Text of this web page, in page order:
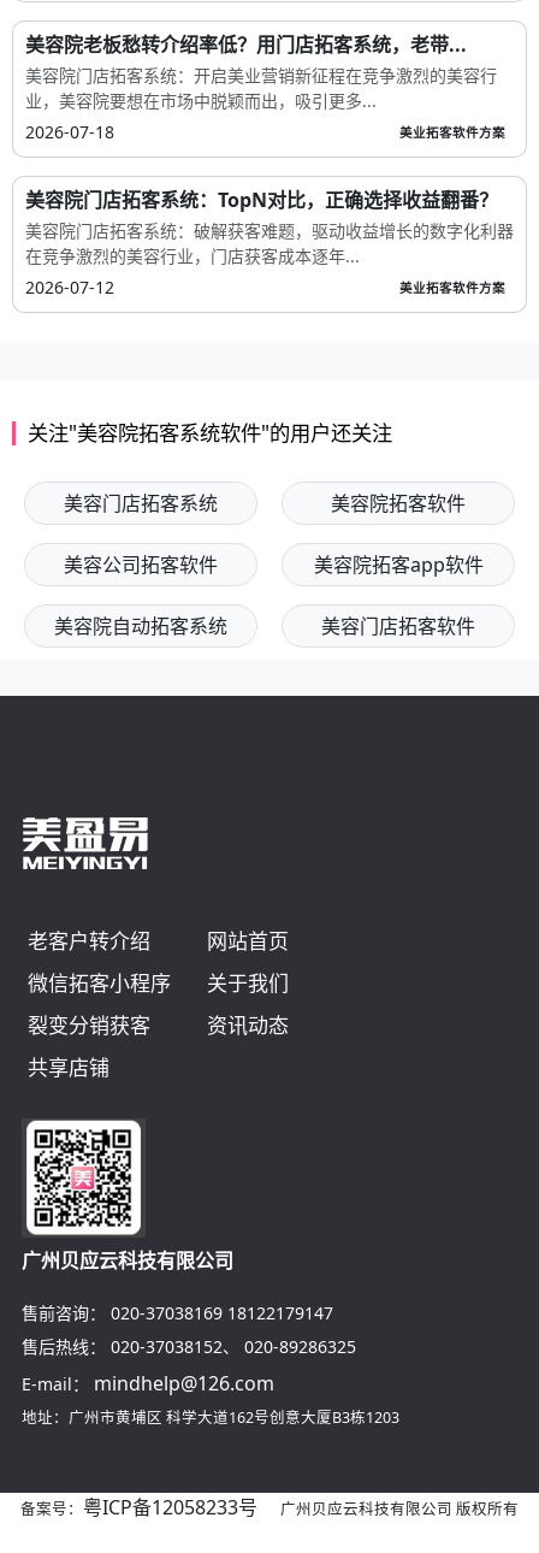
美容院老板愁转介绍率低？用门店拓客系统，老带...
美容院门店拓客系统：开启美业营销新征程在竞争激烈的美容行
业，美容院要想在市场中脱颖而出，吸引更多...
2026-07-18
美业拓客软件方案
美容院门店拓客系统：TopN对比，正确选择收益翻番？
美容院门店拓客系统：破解获客难题，驱动收益增长的数字化利器
在竞争激烈的美容行业，门店获客成本逐年...
2026-07-12
美业拓客软件方案
关注"美容院拓客系统软件"的用户还关注
美容门店拓客系统 美容院拓客软件
美容公司拓客软件 美容院拓客app软件
美容院自动拓客系统 美容门店拓客软件
老客户转介绍
网站首页
微信拓客小程序
关于我们
裂变分销获客
资讯动态
共享店铺
广州贝应云科技有限公司
售前咨询： 020-37038169 18122179147
售后热线：
020-37038152、 020-89286325
E-mail：
mindhelp@126.com
地址：广州市黄埔区 科学大道162号创意大厦B3栋1203
备案号： 粤ICP备12058233号 广州贝应云科技有限公司 版权所有